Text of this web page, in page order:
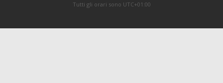
Tutti gli orari sono UTC+01:00